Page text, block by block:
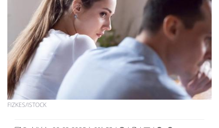
FIZKES/ISTOCK